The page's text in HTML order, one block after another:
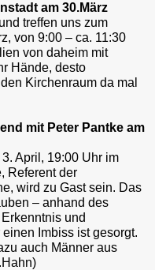
am 30.März
treffen uns zum
von 9:00 – ca. 11:30
von daheim mit
Hände, desto
Kirchenraum da mal
mit Peter Pantke am
April, 19:00 Uhr im
Referent der
wird zu Gast sein. Das
– anhand des
und
Imbiss ist gesorgt.
auch Männer aus